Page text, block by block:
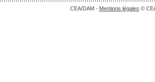
CEA/DAM - Mentions légales ©